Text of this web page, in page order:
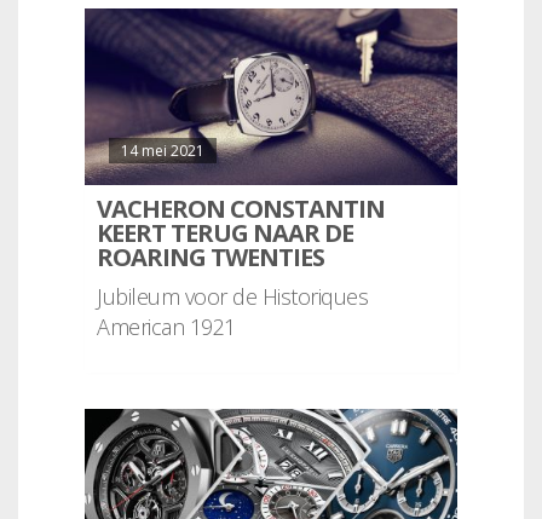
14 mei 2021
VACHERON CONSTANTIN
KEERT TERUG NAAR DE
ROARING TWENTIES
Jubileum voor de Historiques
American 1921